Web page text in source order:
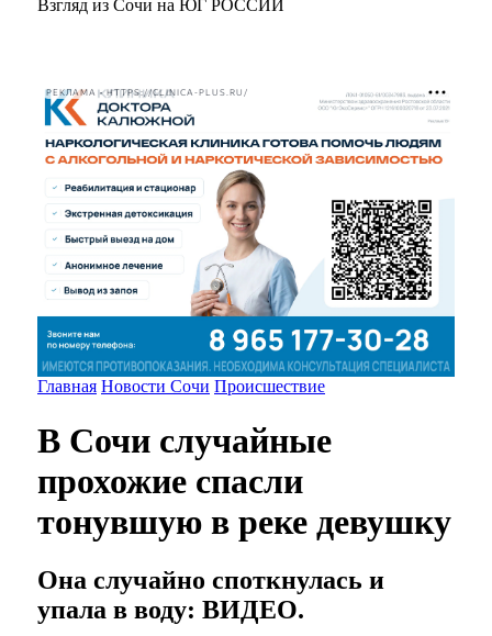
Взгляд из Сочи на ЮГ РОССИИ
РЕКЛАМА • HTTPS://CLINICA-PLUS.RU/
Главная Новости Сочи Происшествие
В Сочи случайные
прохожие спасли
тонувшую в реке девушку
Она случайно споткнулась и
упала в воду: ВИДЕО.